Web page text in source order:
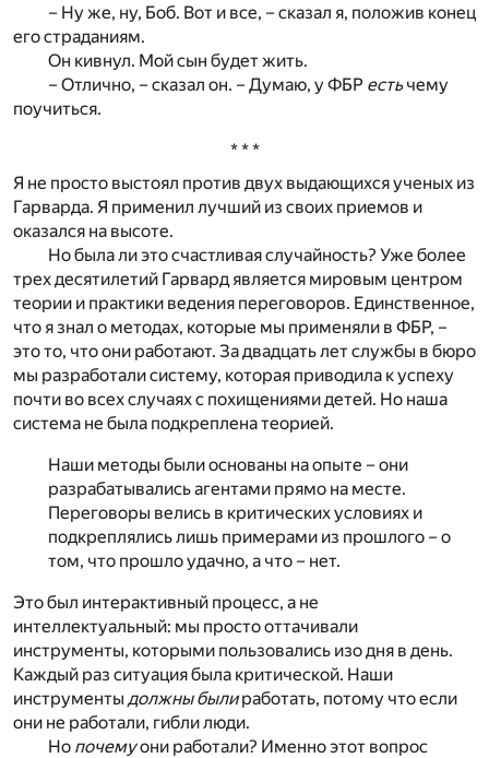
– Ну же, ну, Боб. Вот и все, – сказал я, положив конец
его страданиям.
Он кивнул. Мой сын будет жить.
– Отлично, – сказал он. – Думаю, у ФБР естьчему
поучиться.
* * *
Я не просто выстоял против двух выдающихся ученых из
Гарварда. Я применил лучший из своих приемов и
оказался на высоте.
Но была ли это счастливая случайность? Уже более
трех десятилетий Гарвард является мировым центром
теории и практики ведения переговоров. Единственное,
что я знал о методах, которые мы применяли в ФБР, –
это то, что они работают. За двадцать лет службы в бюро
мы разработали систему, которая приводила к успеху
почти во всех случаях с похищениями детей. Но наша
система не была подкреплена теорией.
Наши методы были основаны на опыте – они
разрабатывались агентами прямо на месте.
Переговоры велись в критических условиях и
подкреплялись лишь примерами из прошлого – о
том, что прошло удачно, а что – нет.
Это был интерактивный процесс, а не
интеллектуальный: мы просто оттачивали
инструменты, которыми пользовались изо дня в день.
Каждый раз ситуация была критической. Наши
инструменты должны былиработать, потому что если
они не работали, гибли люди.
Но почемуони работали? Именно этот вопрос